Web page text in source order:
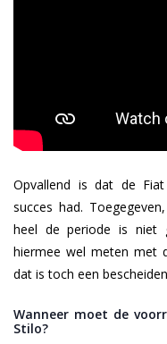
Opvallend is dat de
succes had.
heel de periode is niet
hiermee wel meten met
dat is toch een
Wanneer moet de
Stilo?